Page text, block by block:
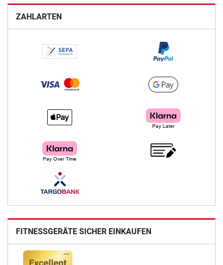
ZAHLARTEN
FITNESSGERÄTE SICHER EINKAUFEN